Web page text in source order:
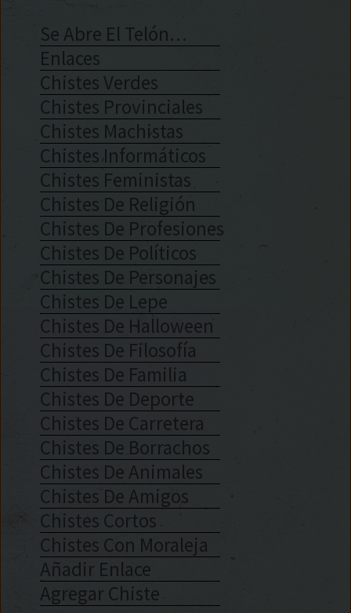
Se Abre El Telón…
Enlaces
Chistes Verdes
Chistes Provinciales
Chistes Machistas
Chistes Informáticos
Chistes Feministas
Chistes De Religión
Chistes De Profesiones
Chistes De Políticos
Chistes De Personajes
Chistes De Lepe
Chistes De Halloween
Chistes De Filosofía
Chistes De Familia
Chistes De Deporte
Chistes De Carretera
Chistes De Borrachos
Chistes De Animales
Chistes De Amigos
Chistes Cortos
Chistes Con Moraleja
Añadir Enlace
Agregar Chiste